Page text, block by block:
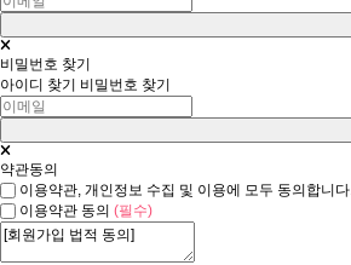
비밀번호 찾기
아이디 찾기 비밀번호 찾기
약관동의
이용약관, 개인정보 수집 및 이용에 모두 동의합니다.
이용약관 동의 (필수)